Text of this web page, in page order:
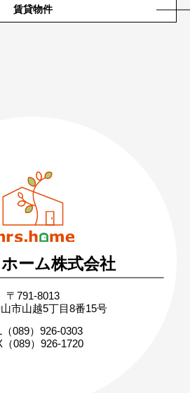
賃貸物件
月〜土 8:30 〜 17:30
日・祝 9:30 〜 17:30
・お問い合わせ
軽にご相談ください
問や不安にお答えします
ーム株式会社
〒791-8013
市山越5丁目8番15号
089）926-0303
（089）926-1720